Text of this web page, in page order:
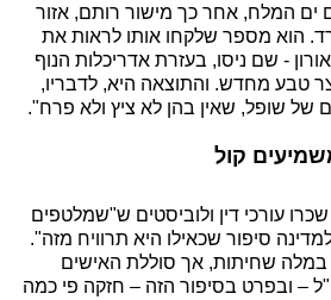
ים המלח, אחר כך מישור רותם, אזור
הוא מספר שלקחו אותו לראות את
- שם ניסו, בעזרת אדריכלות הנוף
טבע מחדש. והתוצאה היא, לדבריו,
של שופל, שאין בהן לא ציץ ולא פרח".
קול
עורכי דין ולוביסטים ש"שמלטפים
סיפור שכאילו היא תרוויח מזה".
שחיתות, אך סוללת האישים
– ובפרט בסיפור הזה – חזקה פי כמה